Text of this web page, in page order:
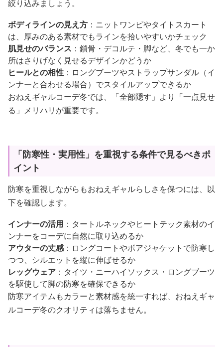
絞り込みましょう。
ボディラインの見え方 ：ニットワンピやタイトスカート
は、厚みのある素材でもラインを拾いやすいかチェック
肌見せのバランス ：鎖骨・デコルテ・脚など、冬でも一か
所はさりげなく見せるデザインかどうか
ヒールとの相性 ：ロングブーツやストラップサンダル（イ
ンナーと合わせる場合）でスタイルアップできるか
おねえギャルコーデ冬では、「全部隠す」より「一点見せ
る」メリハリが重要です。
「防寒性・実用性」を重視する条件で見るべきポ
イント
防寒を重視しながらもおねえギャルらしさを保つには、以
下を確認します。
インナーの活用 ：タートルネックやヒートテック素材のイ
ンナーをコーデに自然に取り込めるか
アウターの丈感：ロングコートやボアジャケットで防寒し
つつ、シルエットを縦に伸ばせるか
レッグウェア ：タイツ・ニーハイソックス・ロングブーツ
を駆使して脚の防寒を確保できるか
防寒アイテムもカラーと素材感を統一すれば、おねえギャ
ルコーデ冬のクオリティは落ちません。